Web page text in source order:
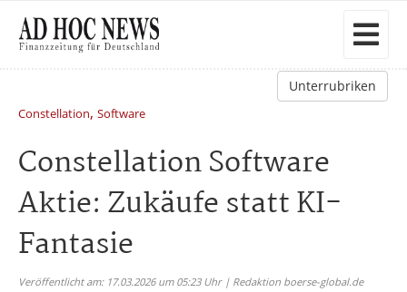
Unterrubriken
Constellation, Software
Constellation Software
Aktie: Zukäufe statt KI-
Fantasie
Veröffentlicht am: 17.03.2026 um 05:23 Uhr | Redaktion boerse-global.de